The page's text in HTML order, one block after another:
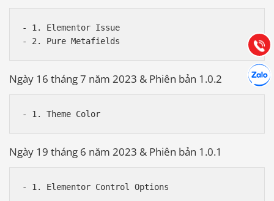
- 1. Elementor Issue
Ngày 16 tháng 7 năm 2023 & Phiên bản 1.0.2
Ngày 19 tháng 6 năm 2023 & Phiên bản 1.0.1
Gọi
(028) 22.166.144
Chát